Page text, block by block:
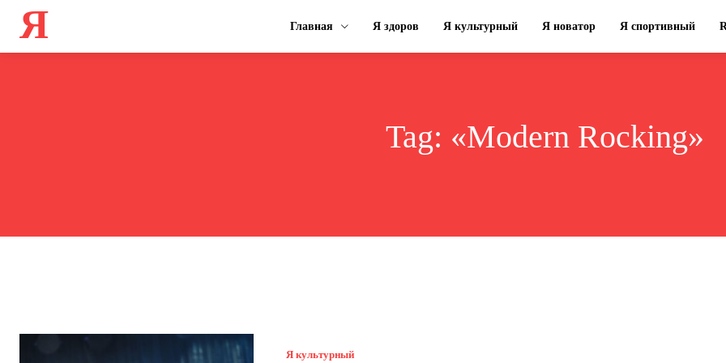
Я Главная Я здоров Я культурный Я новатор Я спортивный
Tag: «Modern Rocking»
Я культурный